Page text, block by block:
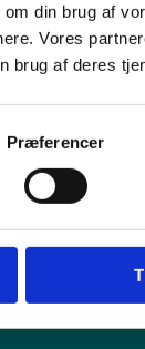
din brug af
Vores
brug af deres
Præferencer
den 1. juli